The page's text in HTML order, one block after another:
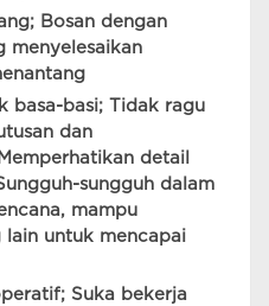
Bosan dengan
menyelesaikan
basa-basi; Tidak ragu
dan
detail
sungguh dalam
mampu
lain untuk mencapai
Suka bekerja